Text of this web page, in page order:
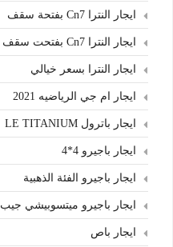
ايجار النترا Cn7 بفتحة سقف
ايجار النترا Cn7 بفتحت سقف
ايجار النترا بسعر خيالي
ايجار ام جي الرياضيه 2021
ايجار باترول LE TITANIUM
ايجار باجيرو 4*4
ايجار باجيرو الفئة الذهبية
ايجار باجيرو ميتسوبيشي جيب
ايجار باص